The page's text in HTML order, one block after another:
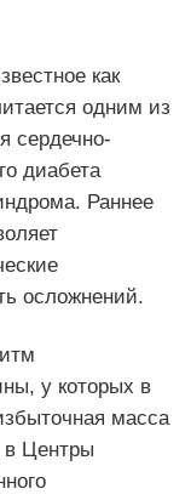
как
одним из
сердечно-
диабета
Раннее
осложнений.
у которых в
масса
в Центры